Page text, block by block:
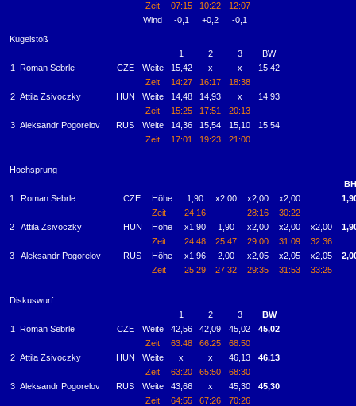
Zeit
07:15 10:22
12:07
Wind
-0,1 +0,2
-0,1
Kugelstoß
1
2 3
BW
1
Roman Sebrle CZE Weite 15,42 x x
15,42
Zeit
14:27 16:17
18:38
2 Attila Zsivoczky HUN Weite 14,48 14,93 x
14,93
Zeit
15:25 17:51
20:13
3 Aleksandr Pogorelov RUS Weite 14,36 15,54 15,10
15,54
Zeit
17:01 19:23 21:00
Hochsprung
BH
1
Roman Sebrle CZE Höhe 1,90 x2,00 x2,00 x2,00
Zeit
24:16 28:16
30:22
2
Attila Zsivoczky HUN Höhe x1,90 1,90 x2,00 x2,00 x2,00
Zeit
24:48 25:47 29:00 31:09
32:36
3
Aleksandr Pogorelov RUS Höhe x1,96 2,00 x2,05 x2,05 x2,05
Zeit
25:29 27:32 29:35 31:53 33:25
Diskuswurf
1
2 3
BW
1
Roman Sebrle CZE Weite 42,56 42,09 45,02
45,02
Zeit
63:48 66:25
68:50
2 Attila Zsivoczky HUN Weite x x 46,13
46,13
Zeit
63:20 65:50
68:30
3 Aleksandr Pogorelov RUS Weite 43,66 x 45,30
45,30
Zeit
64:55 67:26 70:26